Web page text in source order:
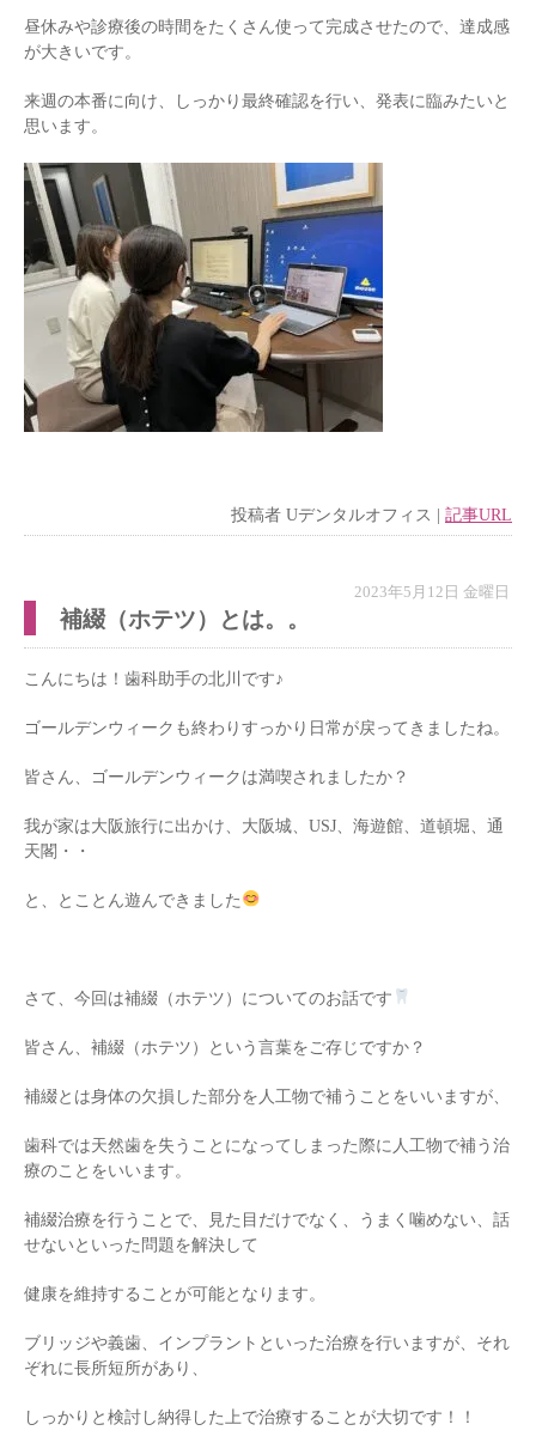
昼休みや診療後の時間をたくさん使って完成させたので、達成感
が大きいです。
来週の本番に向け、しっかり最終確認を行い、発表に臨みたいと
思います。
投稿者 Uデンタルオフィス | 記事URL
2023年5月12日 金曜日
補綴（ホテツ）とは。。
こんにちは！歯科助手の北川です♪
ゴールデンウィークも終わりすっかり日常が戻ってきましたね。
皆さん、ゴールデンウィークは満喫されましたか？
我が家は大阪旅行に出かけ、大阪城、USJ、海遊館、道頓堀、通
天閣・・
と、とことん遊んできました
さて、今回は補綴（ホテツ）についてのお話です
皆さん、補綴（ホテツ）という言葉をご存じですか？
補綴とは身体の欠損した部分を人工物で補うことをいいますが、
歯科では天然歯を失うことになってしまった際に人工物で補う治
療のことをいいます。
補綴治療を行うことで、見た目だけでなく、うまく噛めない、話
せないといった問題を解決して
健康を維持することが可能となります。
ブリッジや義歯、インプラントといった治療を行いますが、それ
ぞれに長所短所があり、
しっかりと検討し納得した上で治療することが大切です！！